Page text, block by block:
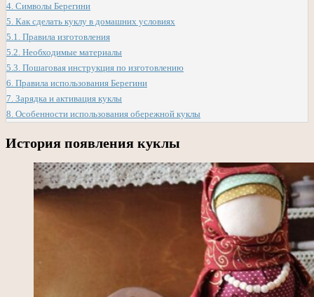
4. Символы Берегини
5. Как сделать куклу в домашних условиях
5.1. Правила изготовления
5.2. Необходимые материалы
5.3. Пошаговая инструкция по изготовлению
6. Правила использования Берегини
7. Зарядка и активация куклы
8. Особенности использования обережной куклы
История появления куклы